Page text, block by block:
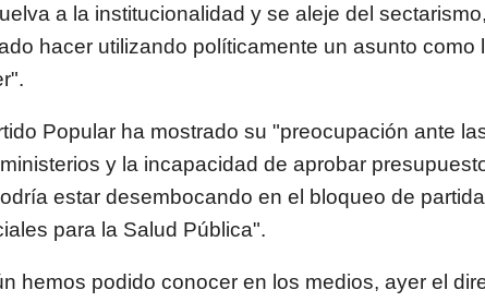
a la institucionalidad y se aleje del
hacer utilizando políticamente un asunto como
Popular ha mostrado su "preocupación ante
y la incapacidad de aprobar
estar desembocando en el bloqueo de
para la Salud Pública".
hemos podido conocer en los medios, ayer el